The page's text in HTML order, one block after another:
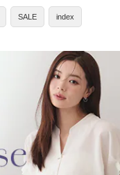
SALE index